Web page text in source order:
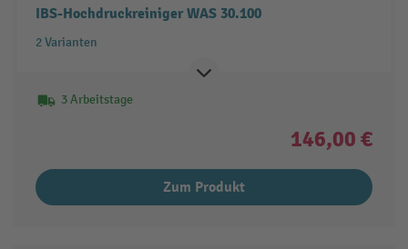
IBS-Hochdruckreiniger WAS 30.100
2 Varianten
3 Arbeitstage
146,00 €
Zum Produkt